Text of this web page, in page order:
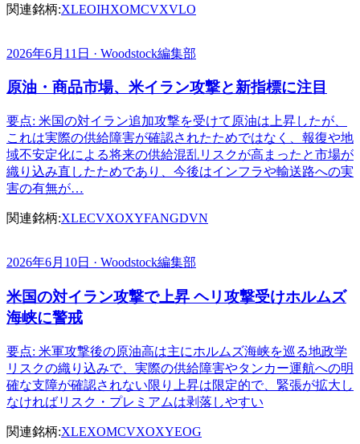
関連銘柄:XLEOIHXOMCVXVLO
2026年6月11日 · Woodstock編集部
原油・商品市場、米イラン攻撃と新指標に注目
要点: 米国の対イラン追加攻撃を受けて原油は上昇したが、
これは実際の供給障害が確認されたためではなく、報復や地
域不安定化による将来の供給混乱リスクが高まったと市場が
織り込み直したためであり、今後はインフラや輸送路への実
害の有無が…
関連銘柄:XLECVXOXYFANGDVN
2026年6月10日 · Woodstock編集部
米国の対イラン攻撃で上昇 ヘリ攻撃受けホルムズ
海峡に警戒
要点: 米軍攻撃後の原油高は主にホルムズ海峡を巡る地政学
リスクの織り込みで、実際の供給障害やタンカー運航への明
確な支障が確認されない限り上昇は限定的で、緊張が拡大し
なければリスク・プレミアムは剥落しやすい
関連銘柄:XLEXOMCVXOXYEOG